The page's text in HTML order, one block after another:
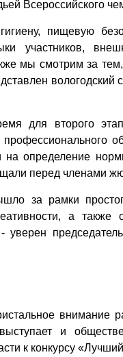
Всероссийского
пищевую
участников,
мы смотрим за
вологодский
для второго
на определение
перед членами
за рамки
а также
внимание
и
к конкурсу